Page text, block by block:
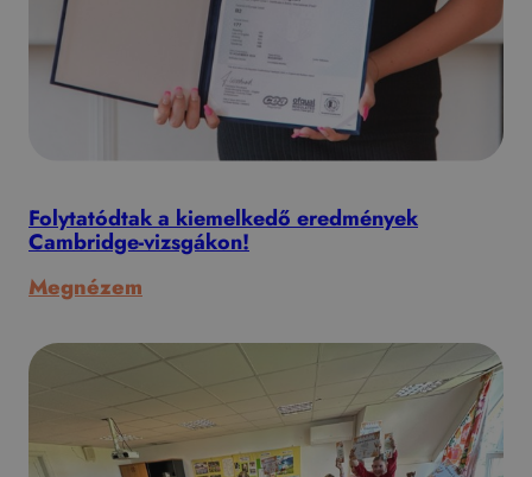
Folytatódtak a kiemelkedő eredmények
Cambridge-vizsgákon!
Megnézem
a
kiemelkedő
eredmények
Cambridge-